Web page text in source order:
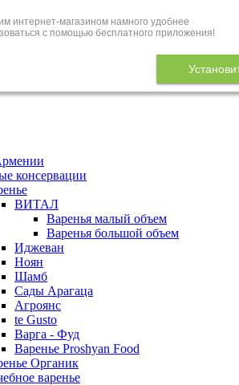
интернет-магазином намного удобнее
с помощью бесплатного приложения!
консервации
ВИТАЛ
Варенья малый объем
Варенья большой объем
Иджеван
Ноян
Шамб
Сады Арагаца
Агроянс
te Gusto
Варга - Фуд
Варенье Proshyan Food
Органик
варенье